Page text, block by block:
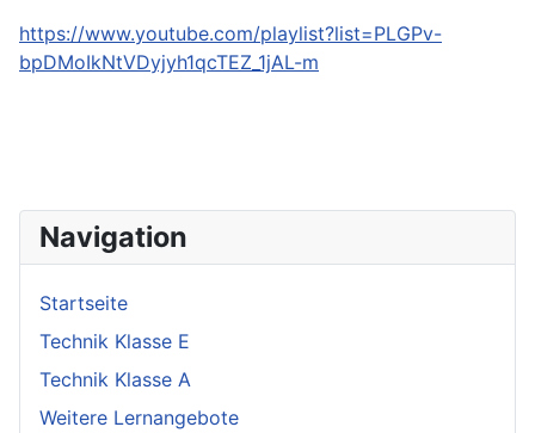
Navigation
Startseite
Technik Klasse E
Technik Klasse A
Weitere Lernangebote
https://www.youtube.com/playlist?list=PLGPv-
bpDMoIkNtVDyjyh1qcTEZ_1jAL-m